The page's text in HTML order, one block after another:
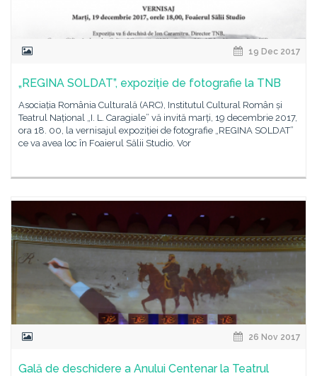
19 Dec 2017
„REGINA SOLDAT”, expoziție de fotografie la TNB
Asociația România Culturală (ARC), Institutul Cultural Român și
Teatrul Național „I. L. Caragiale” vă invită marți, 19 decembrie 2017,
ora 18. 00, la vernisajul expoziției de fotografie „REGINA SOLDAT”
ce va avea loc în Foaierul Sălii Studio. Vor
26 Nov 2017
Gală de deschidere a Anului Centenar la Teatrul